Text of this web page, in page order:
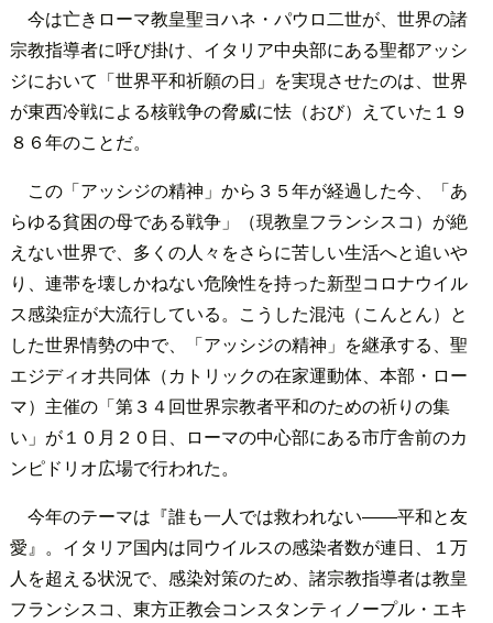
今は亡きローマ教皇聖ヨハネ・パウロ二世が、世界の諸
宗教指導者に呼び掛け、イタリア中央部にある聖都アッシ
ジにおいて「世界平和祈願の日」を実現させたのは、世界
が東西冷戦による核戦争の脅威に怯（おび）えていた１９
８６年のことだ。
この「アッシジの精神」から３５年が経過した今、「あ
らゆる貧困の母である戦争」（現教皇フランシスコ）が絶
えない世界で、多くの人々をさらに苦しい生活へと追いや
り、連帯を壊しかねない危険性を持った新型コロナウイル
ス感染症が大流行している。こうした混沌（こんとん）と
した世界情勢の中で、「アッシジの精神」を継承する、聖
エジディオ共同体（カトリックの在家運動体、本部・ロー
マ）主催の「第３４回世界宗教者平和のための祈りの集
い」が１０月２０日、ローマの中心部にある市庁舎前のカ
ンピドリオ広場で行われた。
今年のテーマは『誰も一人では救われない――平和と友
愛』。イタリア国内は同ウイルスの感染者数が連日、１万
人を超える状況で、感染対策のため、諸宗教指導者は教皇
フランシスコ、東方正教会コンスタンティノープル・エキ